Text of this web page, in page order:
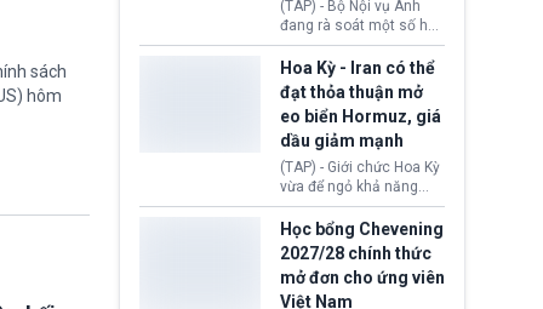
sách
hôm
chuẩn sức khỏe chỉ vì
chi phí điều trị khi nộp hồ
(TAP) - Bộ Nội vụ Anh
đang rà soát một số hồ
sơ thuộc Chương trình
Định cư EU (EU
Settlement Scheme -
EUSS) sau khi xác định
có trường hợp được cấp
quy chế cư trú hậu
Brexit “do nhầm lẫn”.
Động thái này làm dấy
lên lo ngại về việc thực
thi Thỏa thuận Rút khỏi
Liên minh châu Âu
(Withdrawal
Agreement).
Hoa Kỳ - Iran có thể
đạt thỏa thuận mở
eo biển Hormuz, giá
dầu giảm mạnh
(TAP) - Giới chức Hoa Kỳ
vừa để ngỏ khả năng
sớm đạt thỏa thuận với
Iran nhằm mở lại eo biển
Hormuz, mở đường cho
việc khôi phục hoạt
động hàng hải. Những
tín hiệu ngoại giao tích
Học bổng Chevening
2027/28 chính thức
mở đơn cho ứng viên
Việt Nam